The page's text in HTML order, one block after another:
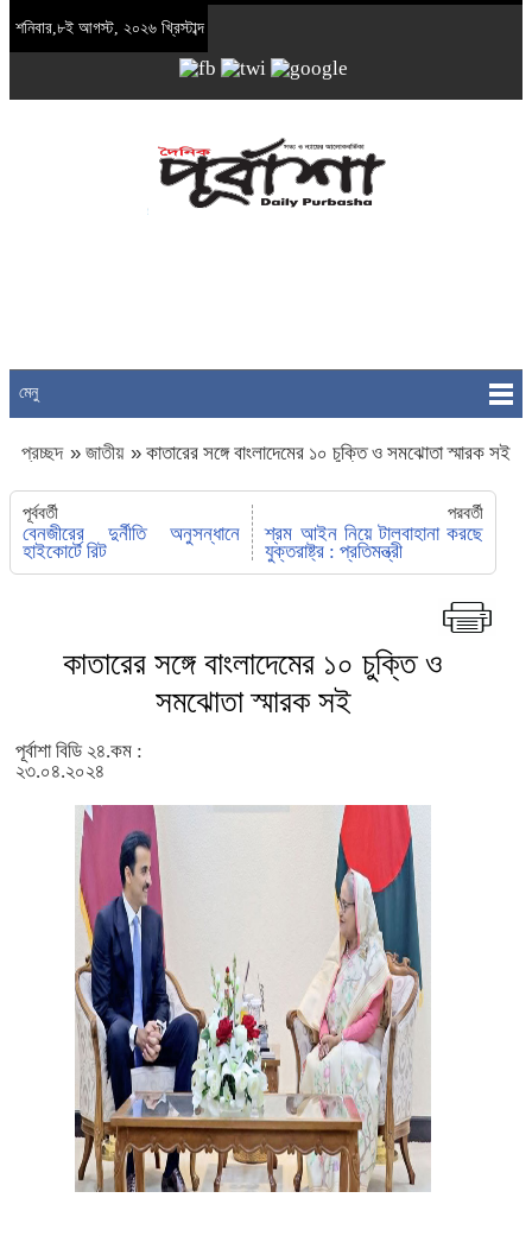
শনিবার,৮ই আগস্ট, ২০২৬ খ্রিস্টাব্দ
মেনু
প্রচ্ছদ » জাতীয় » কাতারের সঙ্গে বাংলাদেমের ১০ চুক্তি ও সমঝোতা স্মারক সই
পূর্ববর্তী
বেনজীরের দুর্নীতি অনুসন্ধানে
হাইকোর্টে রিট
পরবর্তী
শ্রম আইন নিয়ে টালবাহানা করছে
যুক্তরাষ্ট্র : প্রতিমন্ত্রী
কাতারের সঙ্গে বাংলাদেমের ১০ চুক্তি ও
সমঝোতা স্মারক সই
পূর্বাশা বিডি ২৪.কম :
২৩.০৪.২০২৪